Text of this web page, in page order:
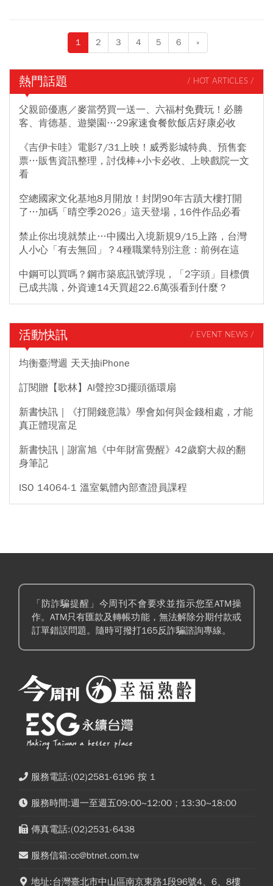
產股的台泥，為何能獲得杜金龍青睞？背後的投資邏輯一次解析。
1 2 3 4 5 6 »
熱門話題 / HOT ARTICLES /
父親節優惠／麥當勞買一送一、六福村免費玩！必勝
客、肯德基、遊樂園…29家速食餐飲飯店好康必收
《吉伊卡哇》電影7/31上映！威秀影城特典、預售套
票…販售資訊整理，討伐棒+小卡必收、上映戲院一文
看
空總國家文化基地8月開放！封閉90年古蹟大樓打開
了…加碼「晴空季2026」這天登場，16件作品必看
禁止你出境就禁止…中國出入境新規9/15上路，台灣
人小心「有去無回」？4種職業特別注意：前例在這
中鋼可以買嗎？鋼市築底訊號浮現，「2字頭」目標價
已成共識，外資連14天買超22.6萬張看到什麼？
活動快訊 / EVENT NEWS /
均衡臺灣週 天天抽iPhone
訂閱贈【歌林】AI聲控3D擺頭循環扇
新書快訊｜《打開錢意識》學會如何與金錢相處，才能
真正體現富足
新書快訊｜謝富旭《中年財富覺醒》42歲窮大叔的翻
身筆記
ISO 14064-1 溫室氣體內部查證員課程
「防詐騙提醒」今周刊不會要求並指示您至ATM操
作。ATM只有匯款及轉帳功能，無法解除分期付款或
訂單錯誤問題。隨時可撥打165反詐騙諮詢專線。
服務電話:(02)2581-6196 按 1
服務時間:週一至週五09:00~12:00；13:30~18:00
傳真電話:(02)2531-6438
服務信箱:cc@btnet.com.tw
地址:台灣臺北市中山區南京東路1段96號4、6、8樓